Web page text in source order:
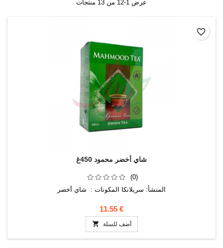
عرض 1-12 من 13 منتجات
شاي أخضر محمود 450غ
(0)
المنشأ: سريلانكا المكونات : شاي أخضر
11.55 €
 أضف للسلة
favorite_border